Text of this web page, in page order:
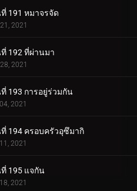
191 หมาจรจัด
2021
192 ที่ผ่านมา
2021
193 การอยู่ร่วมกัน
2021
194 ครอบครัวอุซึมากิ
2021
195 แจกัน
2021